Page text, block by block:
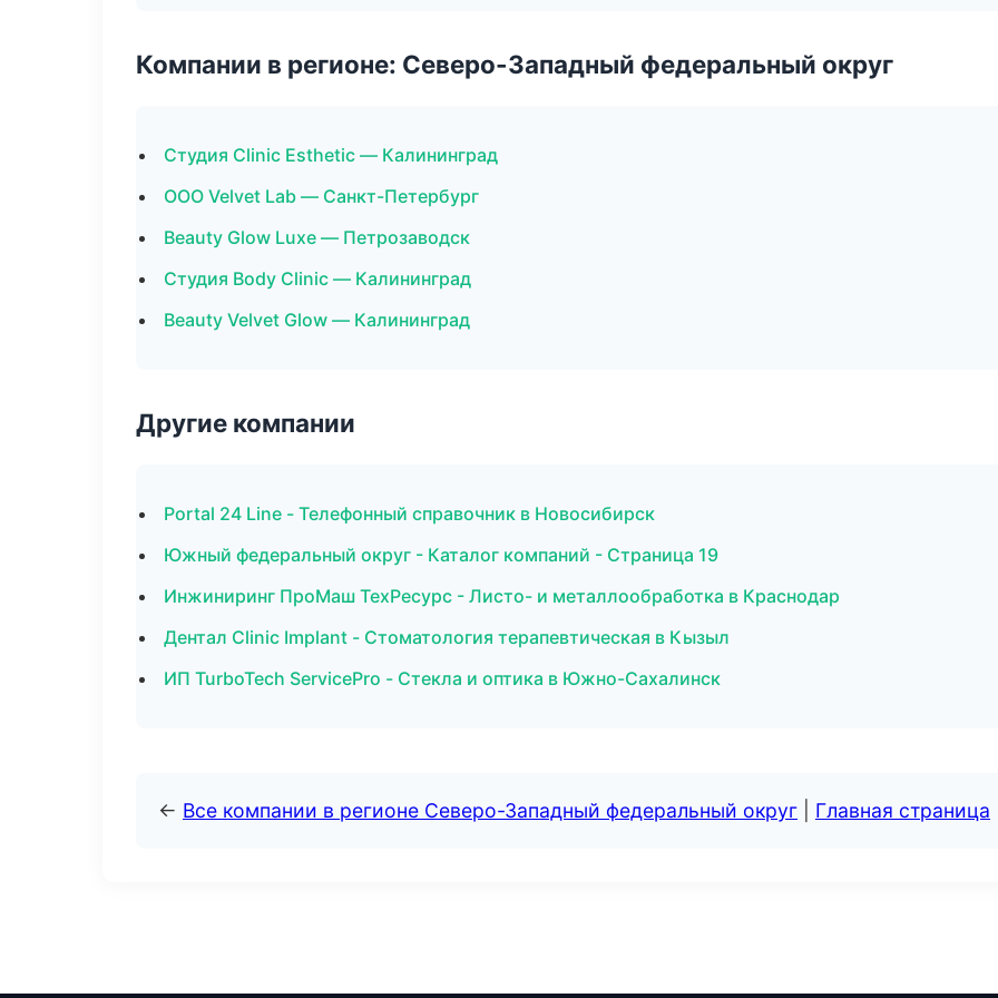
Компании в регионе: Северо-Западный федеральный округ
Студия Clinic Esthetic — Калининград
ООО Velvet Lab — Санкт-Петербург
Beauty Glow Luxe — Петрозаводск
Студия Body Clinic — Калининград
Beauty Velvet Glow — Калининград
Другие компании
Portal 24 Line - Телефонный справочник в Новосибирск
Южный федеральный округ - Каталог компаний - Страница 19
Инжиниринг ПроМаш ТехРесурс - Листо- и металлообработка в Краснодар
Дентал Clinic Implant - Стоматология терапевтическая в Кызыл
ИП TurboTech ServicePro - Стекла и оптика в Южно-Сахалинск
← Все компании в регионе Северо-Западный федеральный округ Главная страница